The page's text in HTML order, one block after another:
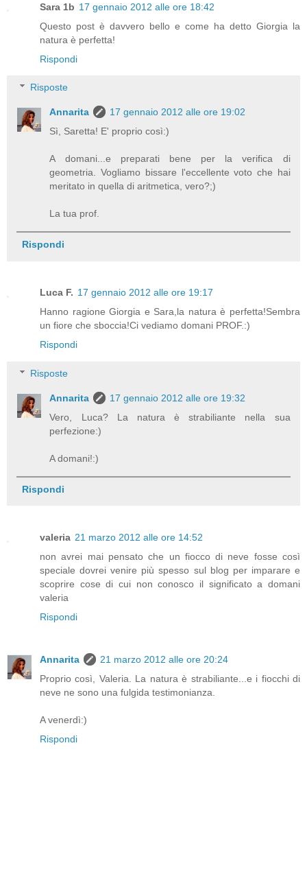
Sara 1b 17 gennaio 2012 alle ore 18:42
Questo post è davvero bello e come ha detto Giorgia la
natura è perfetta!
Rispondi
Risposte
Annarita
17 gennaio 2012 alle ore 19:02
Sì, Saretta! E' proprio così:)
A domani...e preparati bene per la verifica di
geometria. Vogliamo bissare l'eccellente voto che hai
meritato in quella di aritmetica, vero?;)
La tua prof.
Rispondi
Luca F. 17 gennaio 2012 alle ore 19:17
Hanno ragione Giorgia e Sara,la natura è perfetta!Sembra
un fiore che sboccia!Ci vediamo domani PROF.:)
Rispondi
Risposte
Annarita
17 gennaio 2012 alle ore 19:32
Vero, Luca? La natura è strabiliante nella sua
perfezione:)
A domani!:)
Rispondi
valeria 21 marzo 2012 alle ore 14:52
non avrei mai pensato che un fiocco di neve fosse così
speciale dovrei venire più spesso sul blog per imparare e
scoprire cose di cui non conosco il significato a domani
valeria
Rispondi
Annarita
21 marzo 2012 alle ore 20:24
Proprio così, Valeria. La natura è strabiliante...e i fiocchi di
neve ne sono una fulgida testimonianza.
A venerdì:)
Rispondi